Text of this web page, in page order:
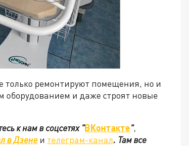
только ремонтируют помещения, но и
и даже строят новые
к нам в соцсетях"ВКонтакте",
в Дзене и телеграм-канал. Там все